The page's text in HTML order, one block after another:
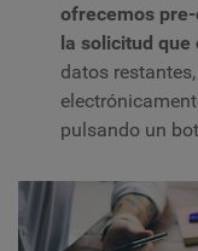
ofrecemos
la solicitud que
datos
pulsando un